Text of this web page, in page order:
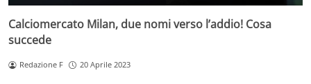
Calciomercato Milan, due nomi verso l’addio! Cosa
succede
Redazione F 20 Aprile 2023